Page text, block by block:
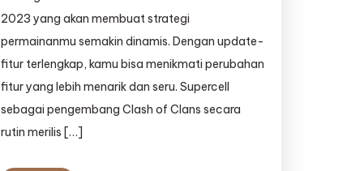
2023 yang akan membuat strategi
permainanmu semakin dinamis. Dengan update-
fitur terlengkap, kamu bisa menikmati perubahan
fitur yang lebih menarik dan seru. Supercell
sebagai pengembang Clash of Clans secara
rutin merilis […]